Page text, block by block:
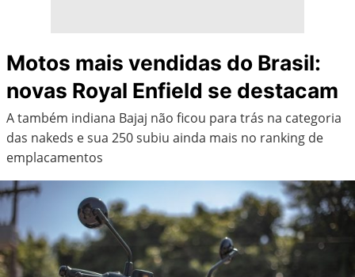
Motos mais vendidas do Brasil:
novas Royal Enfield se destacam
A também indiana Bajaj não ficou para trás na categoria
das nakeds e sua 250 subiu ainda mais no ranking de
emplacamentos